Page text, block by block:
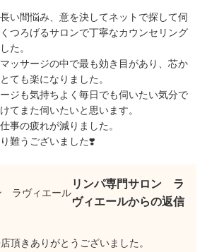
い間悩み、意を決してネットで探して伺
つろげるサロンで丁寧なカウンセリング
た。
ッサージの中で最も効き目があり、芯か
ても楽になりました。
ジも気持ちよく毎日でも伺いたい気分で
てまた伺いたいと思います。
事の疲れが減りました。
難うございました❣️
リンパ専門サロン ラ
ヴィエールからの返信
頂きありがとうございました。